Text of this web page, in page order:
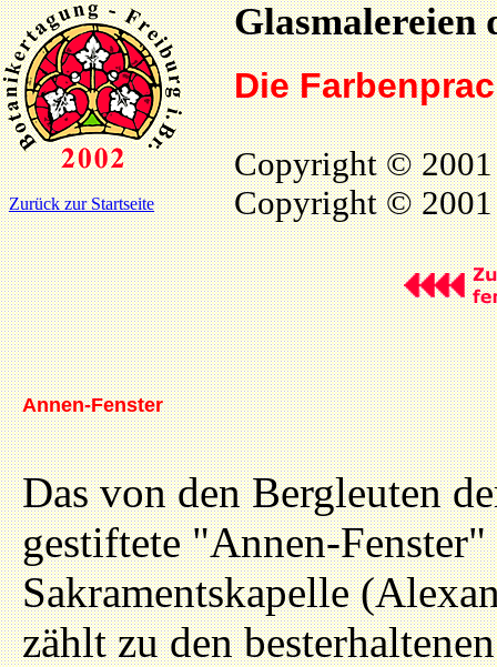
Zurück zur Startseite
Glasmalereien
Die
Copyright © 2001
Copyright © 2001
Annen-Fenster
Das von den Bergleuten
gestiftete "Annen-
Sakramentskapelle
zählt zu den